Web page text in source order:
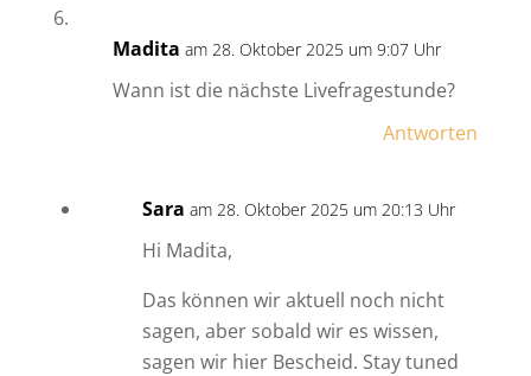
Madita am 28. Oktober 2025 um 9:07 Uhr
Wann ist die nächste Livefragestunde?
Antworten
Sara am 28. Oktober 2025 um 20:13 Uhr
Hi Madita,
Das können wir aktuell noch nicht
sagen, aber sobald wir es wissen,
sagen wir hier Bescheid. Stay tuned